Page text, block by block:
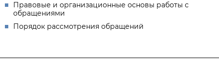
Правовые и организационные основы работы с
обращениями
Порядок рассмотрения обращений